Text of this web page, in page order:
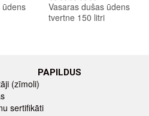
ūdens
Vasaras dušas ūdens
tvertne 150 litri
PAPILDUS
(zīmoli)
sertifikāti